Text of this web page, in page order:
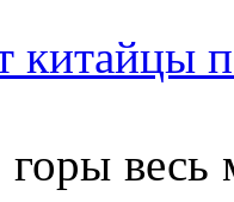
китайцы
горы